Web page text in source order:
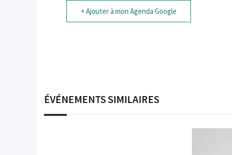
+ Ajouter à mon Agenda Google
ÉVÉNEMENTS SIMILAIRES